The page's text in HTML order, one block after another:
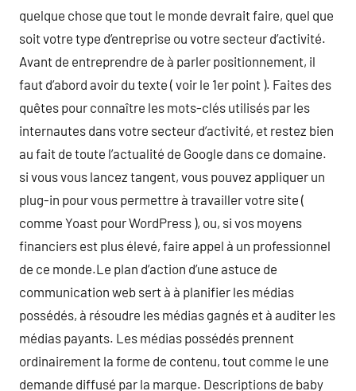
quelque chose que tout le monde devrait faire, quel que
soit votre type d’entreprise ou votre secteur d’activité.
Avant de entreprendre de à parler positionnement, il
faut d’abord avoir du texte ( voir le 1er point ). Faites des
quêtes pour connaître les mots-clés utilisés par les
internautes dans votre secteur d’activité, et restez bien
au fait de toute l’actualité de Google dans ce domaine.
si vous vous lancez tangent, vous pouvez appliquer un
plug-in pour vous permettre à travailler votre site (
comme Yoast pour WordPress ), ou, si vos moyens
financiers est plus élevé, faire appel à un professionnel
de ce monde.Le plan d’action d’une astuce de
communication web sert à à planifier les médias
possédés, à résoudre les médias gagnés et à auditer les
médias payants. Les médias possédés prennent
ordinairement la forme de contenu, tout comme le une
demande diffusé par la marque. Descriptions de baby